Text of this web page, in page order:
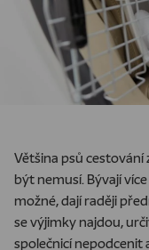
Většina psů cestování
být nemusí. Bývají
možné, dají raději
se výjimky najdou,
společnicí nepodcenit